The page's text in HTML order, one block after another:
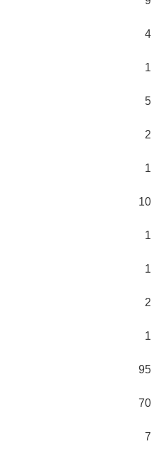
4
1
5
2
1
10
1
1
2
1
95
70
7